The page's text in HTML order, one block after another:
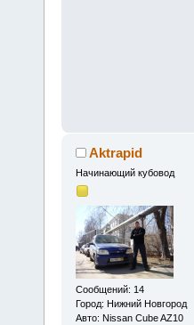
Aktrapid
Начинающий кубовод
Сообщений: 14
Город: Нижний Новгород
Авто: Nissan Cube AZ10